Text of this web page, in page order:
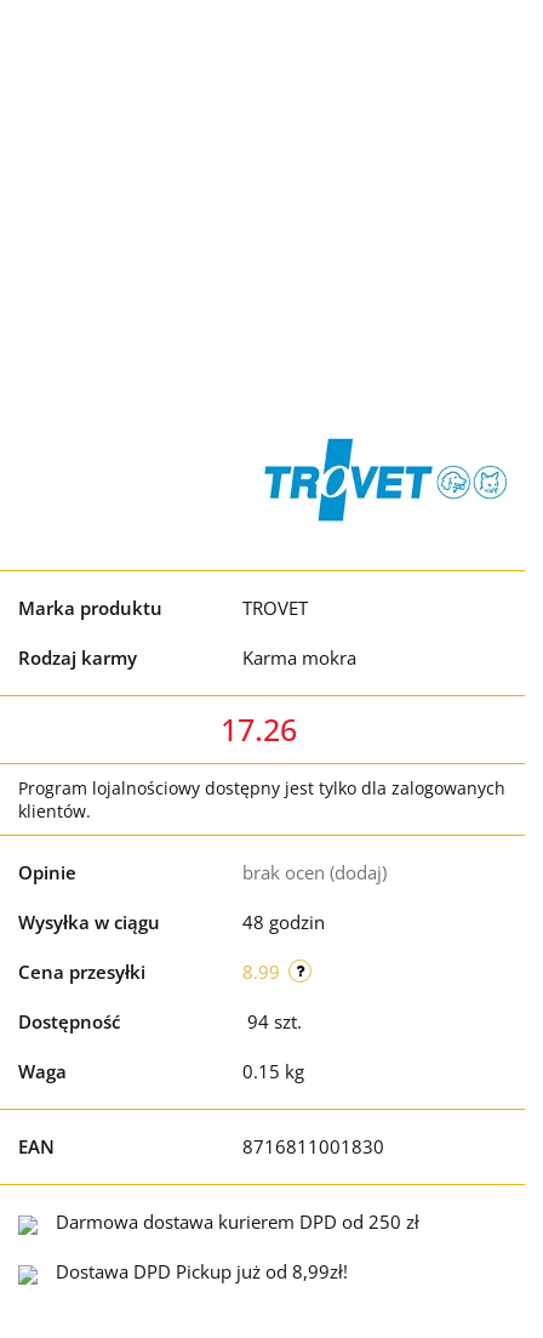
Marka produktu TROVET
Rodzaj karmy Karma mokra
17.26
Program lojalnościowy dostępny jest tylko dla zalogowanych
klientów.
Opinie brak ocen (dodaj)
Wysyłka w ciągu 48 godzin
Cena przesyłki 8.99
Dostępność 94 szt.
Waga 0.15 kg
EAN 8716811001830
Darmowa dostawa kurierem DPD od 250 zł
Dostawa DPD Pickup już od 8,99zł!